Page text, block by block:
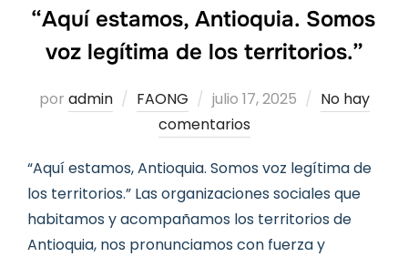
“Aquí estamos, Antioquia. Somos
voz legítima de los territorios.”
por admin FAONG
Publicado
el
julio 17, 2025
No hay
comentarios
“Aquí estamos, Antioquia. Somos voz legítima de
los territorios.” Las organizaciones sociales que
habitamos y acompañamos los territorios de
Antioquia, nos pronunciamos con fuerza y